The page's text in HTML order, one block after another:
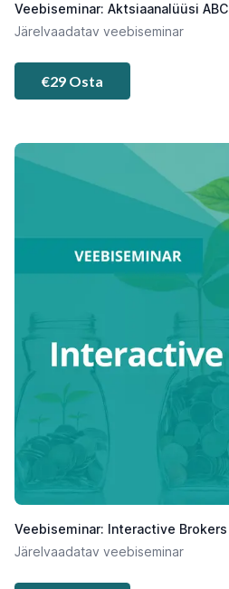
Veebiseminar: Aktsiaanalüüsi ABC
Järelvaadatav veebiseminar
€29 Osta
Veebiseminar: Interactive Brokers
Järelvaadatav veebiseminar